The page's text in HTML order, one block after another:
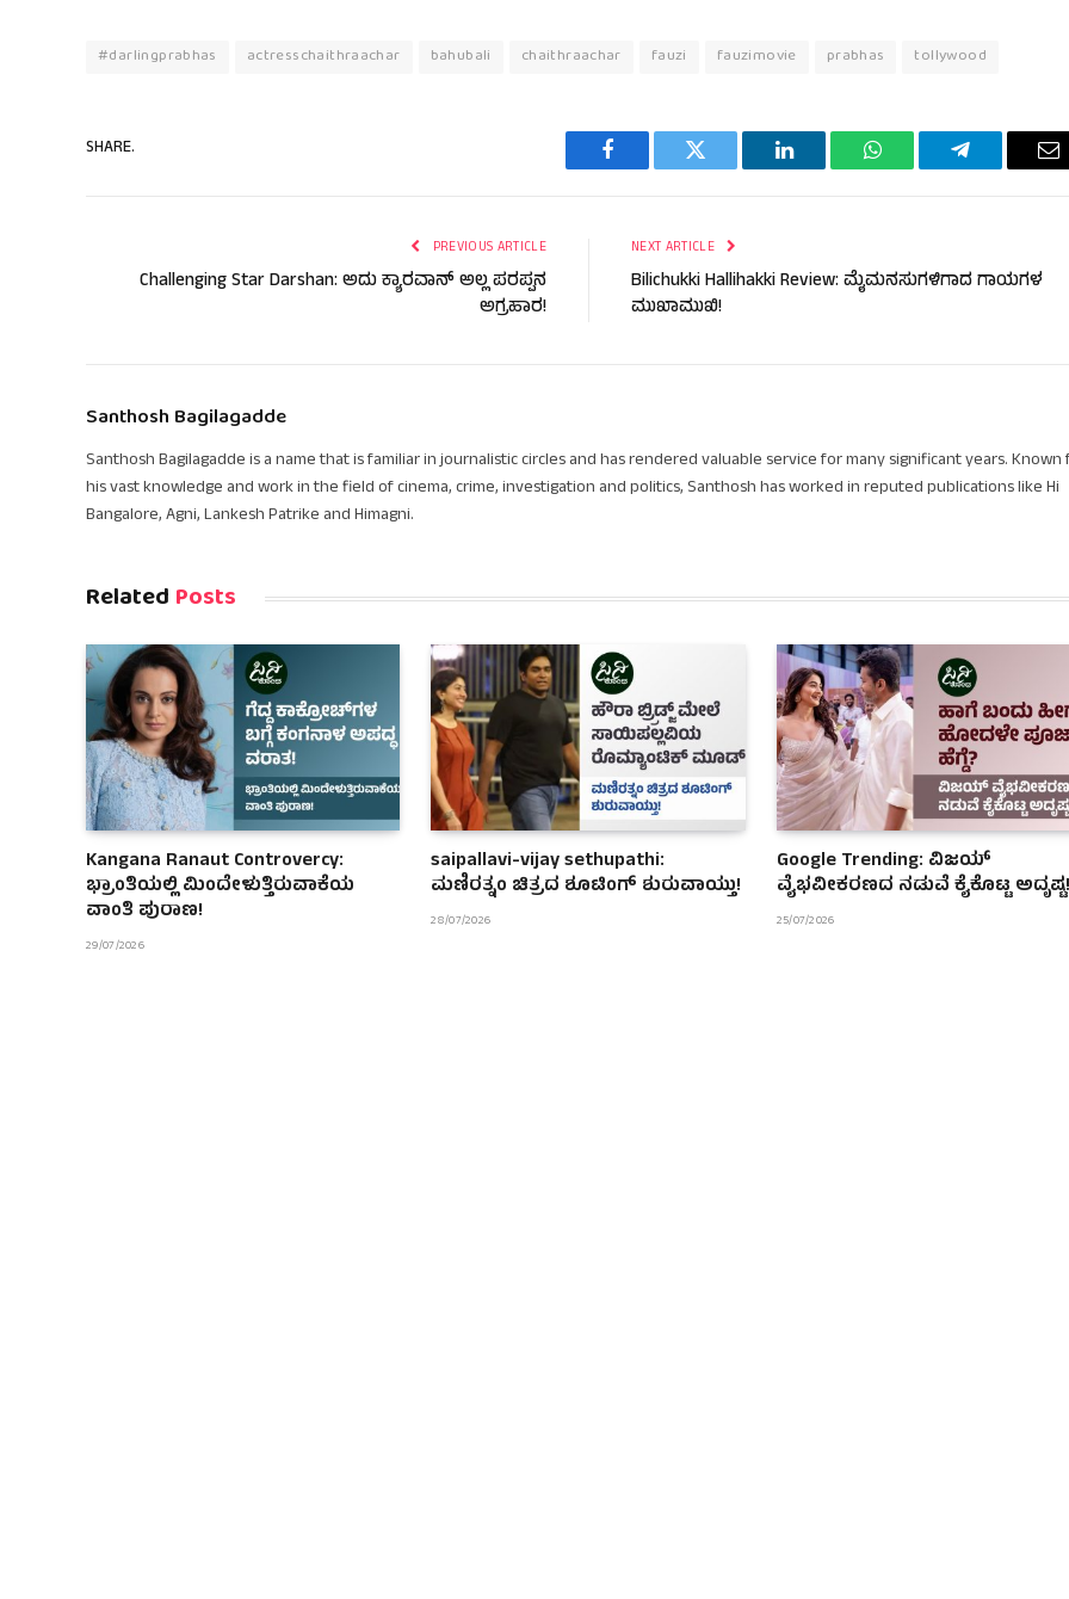
#darlingprabhas actresschaithraachar bahubali chaithraachar fauzi fauzimovie prabhas tollywood
SHARE.
Facebook Twitter LinkedIn WhatsAppTelegram
PREVIOUS ARTICLE
Challenging Star Darshan: ಅದು ಕ್ಯಾರವಾನ್ ಅಲ್ಲ ಪರಪ್ಪನ
ಅಗ್ರಹಾರ!
NEXT ARTICLE
Bilichukki Hallihakki Review: ಮೈಮನಸುಗಳಿಗಾದ ಗಾಯಗಳ
ಮುಖಾಮುಖಿ!
Santhosh Bagilagadde
Santhosh Bagilagadde is a name that is familiar in journalistic circles and has rendered valuable service for many significant years. Known
his vast knowledge and work in the field of cinema, crime, investigation and politics, Santhosh has worked in reputed publications like Hi
Bangalore, Agni, Lankesh Patrike and Himagni.
Related Posts
Kangana Ranaut Controvercy:
ಭ್ರಾಂತಿಯಲ್ಲಿ ಮಿಂದೇಳುತ್ತಿರುವಾಕೆಯ
ವಾಂತಿ ಪುರಾಣ!
29/07/2026
saipallavi-vijay sethupathi:
ಮಣಿರತ್ನಂ ಚಿತ್ರದ ಶೂಟಿಂಗ್ ಶುರುವಾಯ್ತು!
28/07/2026
Google Trending: ವಿಜಯ್
ವೈಭವೀಕರಣದ ನಡುವೆ ಕೈಕೊಟ್ಟ ಅದೃಷ್ಟ!
25/07/2026